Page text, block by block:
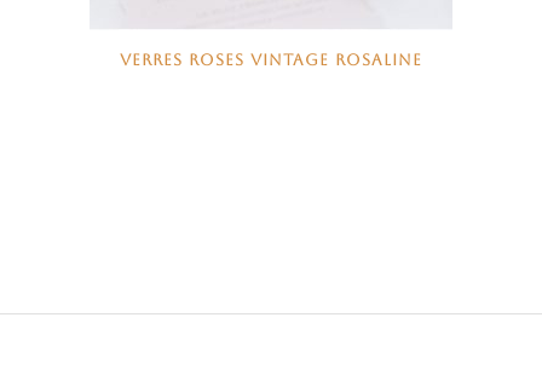
VERRES ROSES VINTAGE ROSALINE